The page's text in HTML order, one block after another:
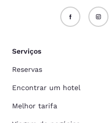
Serviços
Reservas
Encontrar um hotel
Melhor tarifa